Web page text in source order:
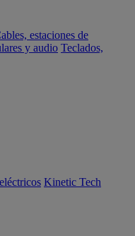
estaciones de
y audio Teclados,
Kinetic Tech